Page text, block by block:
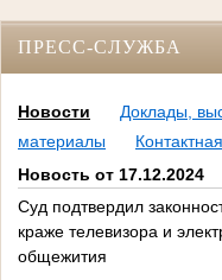
ПРЕСС-СЛУЖБА
Новости
Доклады,
материалы
Новость от 17.12.2024
Суд подтвердил
краже телевизора и
общежития